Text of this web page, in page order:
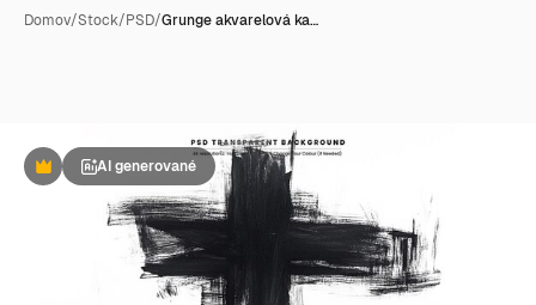
Domov/Stock/PSD/Grunge akvarelová ka…
PremiumAI generované